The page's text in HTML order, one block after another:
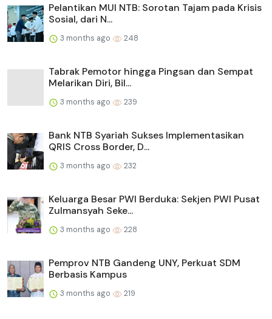
Pelantikan MUI NTB: Sorotan Tajam pada Krisis
Sosial, dari N...
3 months ago 248
Tabrak Pemotor hingga Pingsan dan Sempat
Melarikan Diri, Bil...
3 months ago 239
Bank NTB Syariah Sukses Implementasikan
QRIS Cross Border, D...
3 months ago 232
Keluarga Besar PWI Berduka: Sekjen PWI Pusat
Zulmansyah Seke...
3 months ago 228
Pemprov NTB Gandeng UNY, Perkuat SDM
Berbasis Kampus
3 months ago 219